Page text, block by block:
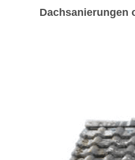
Dachsanierungen